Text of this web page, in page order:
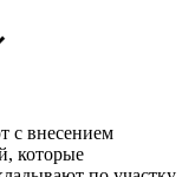
с внесением
которые